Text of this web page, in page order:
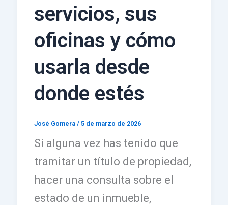
servicios, sus
oficinas y cómo
usarla desde
donde estés
José Gomera / 5 de marzo de 2026
Si alguna vez has tenido que
tramitar un título de propiedad,
hacer una consulta sobre el
estado de un inmueble,